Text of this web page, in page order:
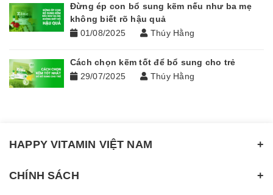
Đừng ép con bổ sung kẽm nếu như ba mẹ
không biết rõ hậu quả
01/08/2025
Thúy Hằng
Cách chọn kẽm tốt để bổ sung cho trẻ
29/07/2025
Thúy Hằng
HAPPY VITAMIN VIỆT NAM
CHÍNH SÁCH